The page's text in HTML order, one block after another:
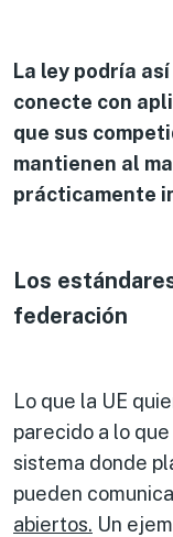
La ley podría
conecte con
que sus
mantienen al
prácticamente
Los
federación
Lo que la UE
parecido a lo
sistema donde
pueden
abiertos. Un